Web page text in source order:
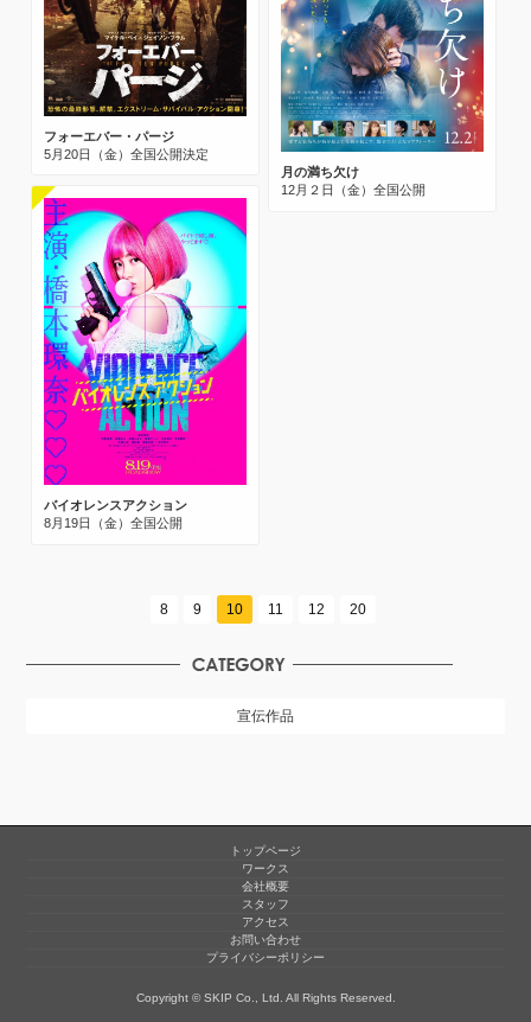
フォーエバー・パージ
5月20日（金）全国公開決定
月の満ち欠け
12月２日（金）全国公開
バイオレンスアクション
8月19日（金）全国公開
8 9 10 11 12 20
宣伝作品
トップページ
ワークス
会社概要
スタッフ
アクセス
お問い合わせ
プライバシーポリシー
Copyright © SKIP Co., Ltd. All Rights Reserved.